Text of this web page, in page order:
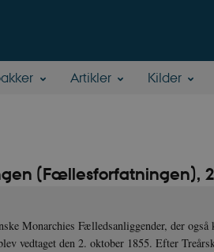
Artikler Kilder
(Fællesforfatningen),
Monarchies Fælledsanliggender, der også
vedtaget den 2. oktober 1855. Efter